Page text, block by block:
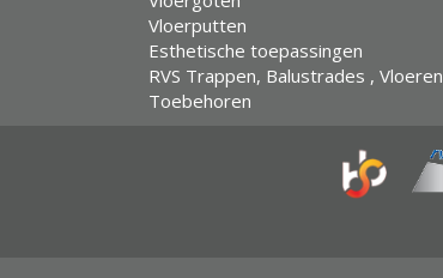
Vloerputten
Esthetische toepassingen
RVS Trappen, Balustrades , Vloeren
Toebehoren